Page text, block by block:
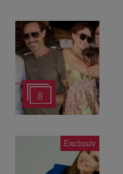
8
Exclusiv